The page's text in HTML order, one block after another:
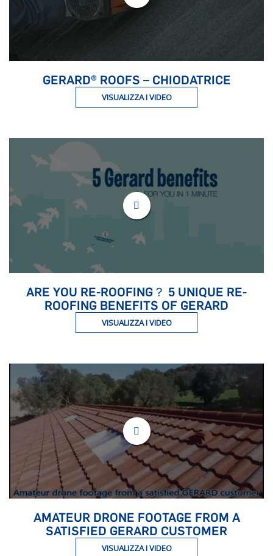
GERARD® ROOFS – CHIODATRICE
VISUALIZZA I VIDEO
ARE YOU RE-ROOFING？ 5 UNIQUE RE-
ROOFING BENEFITS OF GERARD
VISUALIZZA I VIDEO
AMATEUR DRONE FOOTAGE FROM A
SATISFIED GERARD CUSTOMER
VISUALIZZA I VIDEO